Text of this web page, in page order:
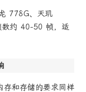
778G、天玑
数约 40-50 帧，适
存和存储的要求同样